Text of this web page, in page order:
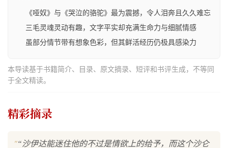
《哑奴》与《哭泣的骆驼》最为震撼，令人泪奔且久久难忘
三毛灵魂灵动有趣，文字平实却充满生命力与细腻情感
虽部分情节带有想象色彩，但其鲜活经历仍极具感染力
本导读基于书籍简介、目录、原文摘录、短评和书评生成，不等同
于全文精读。
精彩摘录
"“沙伊达能迷住他的不过是情欲上的给予，而这个沙仑